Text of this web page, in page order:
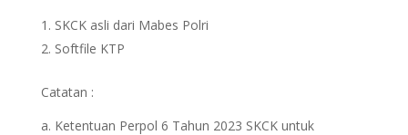
SKCK asli dari Mabes Polri
Softfile KTP
Catatan :
a. Ketentuan Perpol 6 Tahun 2023 SKCK untuk